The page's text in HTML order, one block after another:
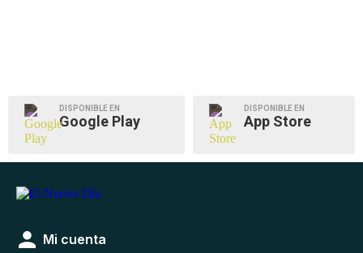
DISPONIBLE EN
Google Play
DISPONIBLE EN
App Store
Mi cuenta